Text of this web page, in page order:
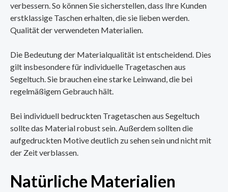
verbessern. So können Sie sicherstellen, dass Ihre Kunden
erstklassige Taschen erhalten, die sie lieben werden.
Qualität der verwendeten Materialien.
Die Bedeutung der Materialqualität ist entscheidend. Dies
gilt insbesondere für individuelle Tragetaschen aus
Segeltuch. Sie brauchen eine starke Leinwand, die bei
regelmäßigem Gebrauch hält.
Bei individuell bedruckten Tragetaschen aus Segeltuch
sollte das Material robust sein. Außerdem sollten die
aufgedruckten Motive deutlich zu sehen sein und nicht mit
der Zeit verblassen.
Natürliche Materialien